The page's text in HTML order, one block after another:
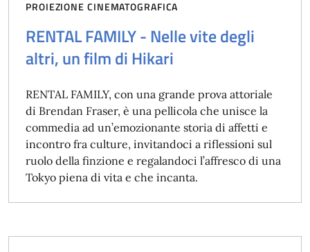
PROIEZIONE CINEMATOGRAFICA
RENTAL FAMILY - Nelle vite degli
altri, un film di Hikari
RENTAL FAMILY, con una grande prova attoriale
di Brendan Fraser, è una pellicola che unisce la
commedia ad un’emozionante storia di affetti e
incontro fra culture, invitandoci a riflessioni sul
ruolo della finzione e regalandoci l’affresco di una
Tokyo piena di vita e che incanta.